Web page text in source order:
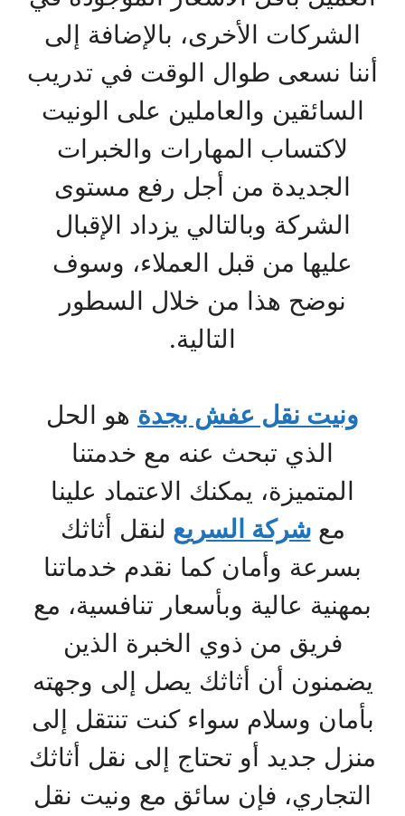
الشركات الأخرى، بالإضافة إلى
أننا نسعى طوال الوقت في تدريب
السائقين والعاملين على الونيت
لاكتساب المهارات والخبرات
الجديدة من أجل رفع مستوى
الشركة وبالتالي يزداد الإقبال
عليها من قبل العملاء، وسوف
نوضح هذا من خلال السطور
التالية.
ونيت نقل عفش بجدة هو الحل
الذي تبحث عنه مع خدمتنا
المتميزة، يمكنك الاعتماد علينا
معشركة السريع لنقل أثاثك
بسرعة وأمان كما نقدم خدماتنا
بمهنية عالية وبأسعار تنافسية، مع
فريق من ذوي الخبرة الذين
يضمنون أن أثاثك يصل إلى وجهته
بأمان وسلام سواء كنت تنتقل إلى
منزل جديد أو تحتاج إلى نقل أثاثك
التجاري، فإن سائق مع ونيت نقل